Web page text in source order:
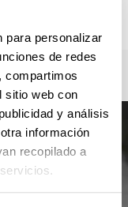
para personalizar
de redes
compartimos
sitio web con
y análisis
información
recopilado a